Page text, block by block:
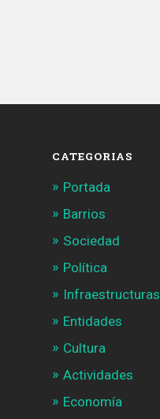
CATEGORIAS
Portada
Barrios
Sociedad
Política
Infraestructuras
Entidades
Cultura
Actividades
Economía